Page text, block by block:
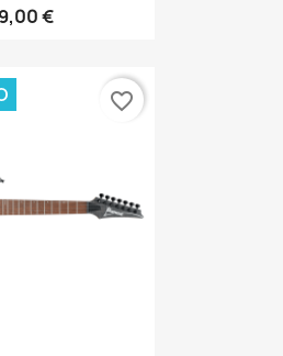
€
favorite_border